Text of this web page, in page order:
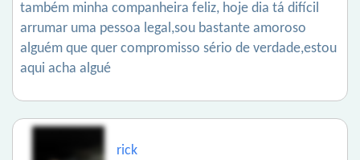
também minha companheira feliz, hoje dia tá difícil
arrumar uma pessoa legal,sou bastante amoroso
alguém que quer compromisso sério de verdade,estou
aqui acha algué
rick